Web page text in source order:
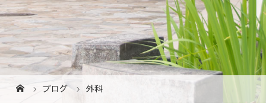
ブログ 外科